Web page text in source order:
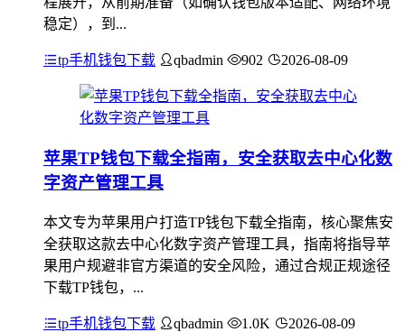
稳定），到...
tp手机钱包下载 qbadmin 902 2026-08-09
苹果TP钱包下载全指南，安全获取去中心化数
字资产管理工具
本文专为苹果用户打造TP钱包下载全指南，核心聚焦安
全获取这款去中心化数字资产管理工具，指南将指导苹
果用户规避非官方渠道的安全风险，通过合规正规途径
下载TP钱包，...
tp手机钱包下载 qbadmin 1.0K 2026-08-09